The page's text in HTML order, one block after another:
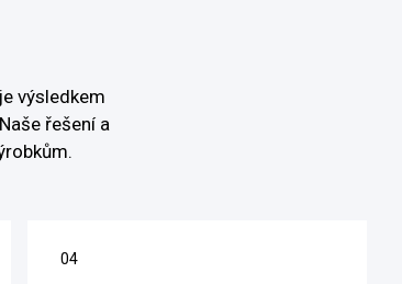
výsledkem
řešení a